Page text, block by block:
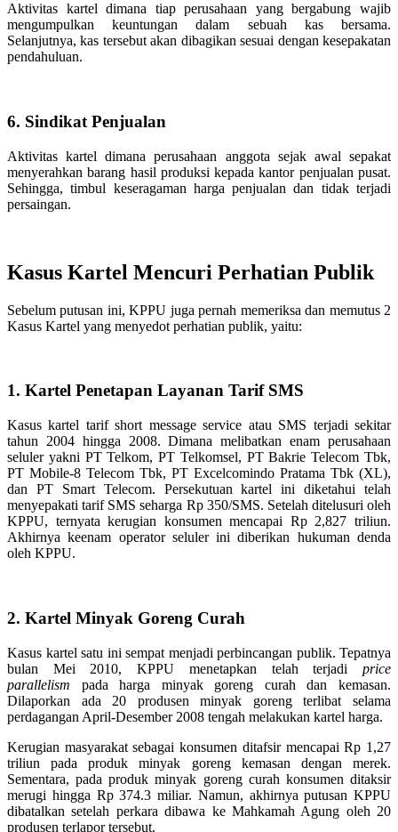
Aktivitas kartel dimana tiap perusahaan yang bergabung wajib
mengumpulkan keuntungan dalam sebuah kas bersama.
Selanjutnya, kas tersebut akan dibagikan sesuai dengan kesepakatan
pendahuluan.
6. Sindikat Penjualan
Aktivitas kartel dimana perusahaan anggota sejak awal sepakat
menyerahkan barang hasil produksi kepada kantor penjualan pusat.
Sehingga, timbul keseragaman harga penjualan dan tidak terjadi
persaingan.
Kasus Kartel Mencuri Perhatian Publik
Sebelum putusan ini, KPPU juga pernah memeriksa dan memutus 2
Kasus Kartel yang menyedot perhatian publik, yaitu:
1. Kartel Penetapan Layanan Tarif SMS
Kasus kartel tarif short message service atau SMS terjadi sekitar
tahun 2004 hingga 2008. Dimana melibatkan enam perusahaan
seluler yakni PT Telkom, PT Telkomsel, PT Bakrie Telecom Tbk,
PT Mobile-8 Telecom Tbk, PT Excelcomindo Pratama Tbk (XL),
dan PT Smart Telecom. Persekutuan kartel ini diketahui telah
menyepakati tarif SMS seharga Rp 350/SMS. Setelah ditelusuri oleh
KPPU, ternyata kerugian konsumen mencapai Rp 2,827 triliun.
Akhirnya keenam operator seluler ini diberikan hukuman denda
oleh KPPU.
2. Kartel Minyak Goreng Curah
Kasus kartel satu ini sempat menjadi perbincangan publik. Tepatnya
bulan Mei 2010, KPPU menetapkan telah terjadi price
parallelism pada harga minyak goreng curah dan kemasan.
Dilaporkan ada 20 produsen minyak goreng terlibat selama
perdagangan April-Desember 2008 tengah melakukan kartel harga.
Kerugian masyarakat sebagai konsumen ditafsir mencapai Rp 1,27
triliun pada produk minyak goreng kemasan dengan merek.
Sementara, pada produk minyak goreng curah konsumen ditaksir
merugi hingga Rp 374.3 miliar. Namun, akhirnya putusan KPPU
dibatalkan setelah perkara dibawa ke Mahkamah Agung oleh 20
produsen terlapor tersebut.